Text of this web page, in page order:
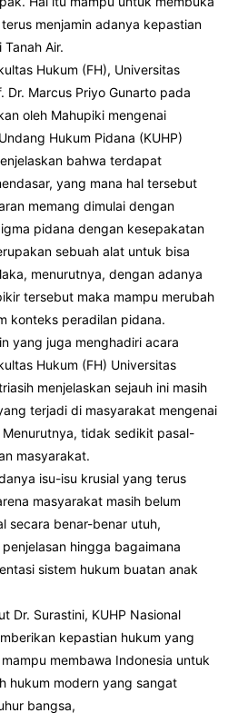
menjamin adanya kepastian
Air.
Hukum (FH), Universitas
Dr. Marcus Priyo Gunarto pada
oleh Mahupiki mengenai
Hukum Pidana (KUHP)
bahwa terdapat
yang mana hal tersebut
memang dimulai dengan
pidana dengan kesepakatan
sebuah alat untuk bisa
menurutnya, dengan adanya
tersebut maka mampu merubah
konteks peradilan pidana.
yang juga menghadiri acara
Hukum (FH) Universitas
menjelaskan sejauh ini masih
terjadi di masyarakat mengenai
Menurutnya, tidak sedikit pasal-
masyarakat.
isu-isu krusial yang terus
masyarakat masih belum
secara benar-benar utuh,
hingga bagaimana
sistem hukum buatan anak
Dr. Surastini, KUHP Nasional
kepastian hukum yang
membawa Indonesia untuk
hukum modern yang sangat
bangsa,